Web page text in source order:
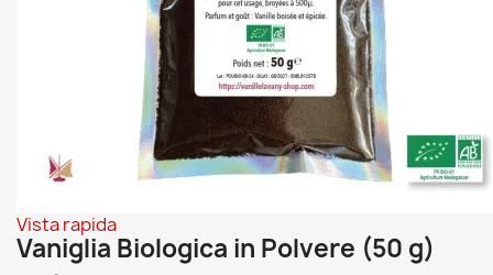
Vista rapida
Vaniglia Biologica in Polvere (50 g)